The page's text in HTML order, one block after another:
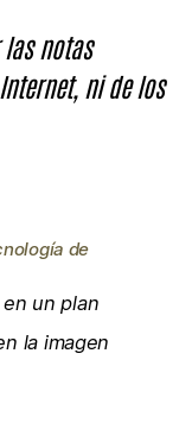
las notas
ni de los
de
un plan
la imagen